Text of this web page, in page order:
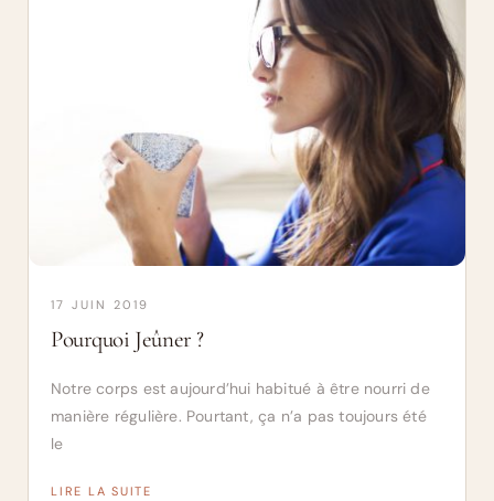
17 JUIN 2019
Pourquoi Jeûner ?
Notre corps est aujourd’hui habitué à être nourri de
manière régulière. Pourtant, ça n’a pas toujours été
le
LIRE LA SUITE